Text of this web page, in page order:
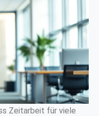
Zeitarbeit für viele